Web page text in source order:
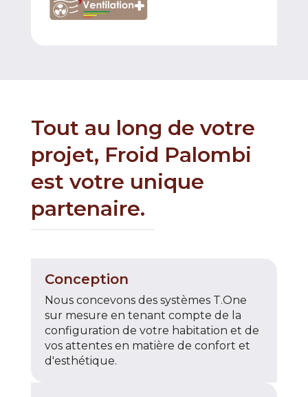
Tout au long de votre
projet, Froid Palombi
est votre unique
partenaire.
Conception
Nous concevons des systèmes T.One
sur mesure en tenant compte de la
configuration de votre habitation et de
vos attentes en matière de confort et
d'esthétique.